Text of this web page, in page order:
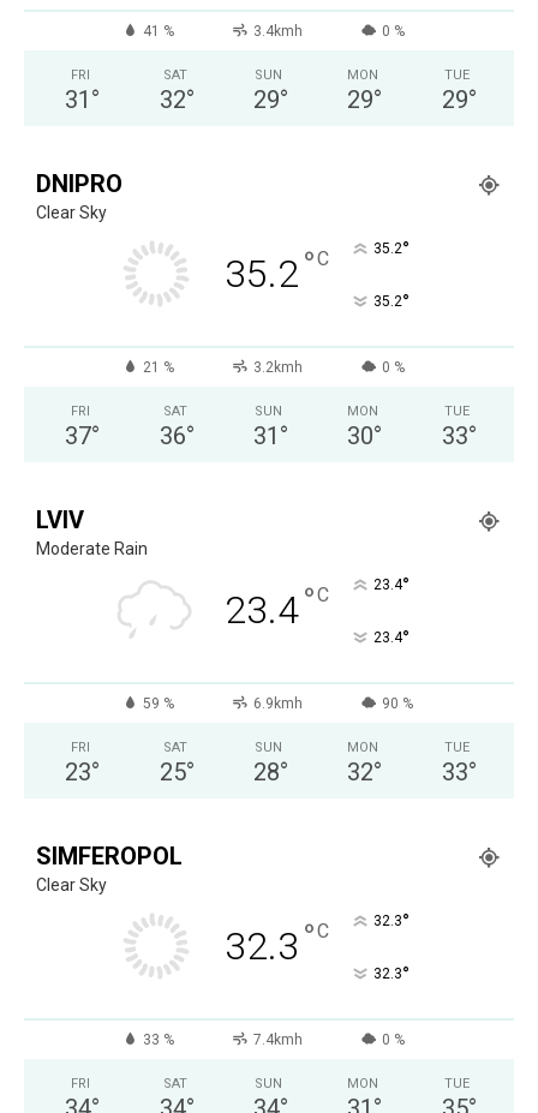
41 % 3.4kmh 0 %
FRI
31 °
SAT
32°
SUN
29°
MON
29°
TUE
29°
DNIPRO
Clear Sky
35.2°C 35.2°
35.2°
21 % 3.2kmh 0 %
FRI
37°
SAT
36°
SUN
31 °
MON
30°
TUE
33°
LVIV
Moderate Rain
23.4°C 23.4°
23.4°
59 % 6.9kmh 90 %
FRI
23°
SAT
25°
SUN
28°
MON
32°
TUE
33°
SIMFEROPOL
Clear Sky
32.3 °C 32.3°
32.3°
33 % 7.4kmh 0 %
FRI SAT SUN MON TUE